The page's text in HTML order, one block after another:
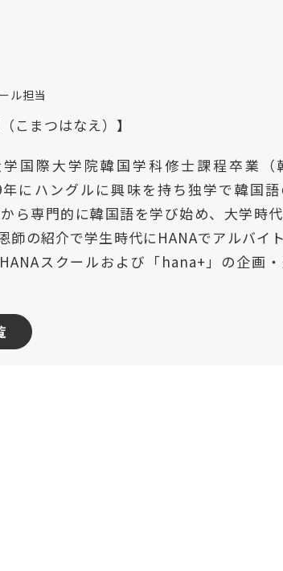
ル担当
こまつはなえ）】
国際大学院韓国学科修士課程卒業（
にハングルに興味を持ち独学で韓国
ら専門的に韓国語を学び始め、大学時
師の紹介で学生時代にHANAでアルバイ
スクールおよび「hana+」の企画